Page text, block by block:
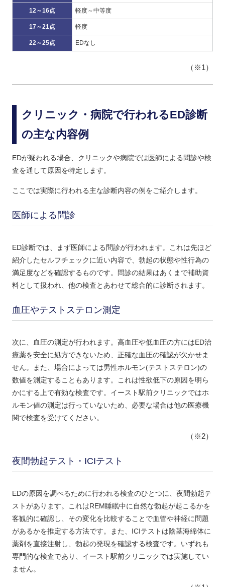
12～16点 軽度～中等度
17～21点 軽度
22～25点 EDなし
（※1）
クリニック・病院で行われるED診断
の主な内容例
EDが疑われる場合、クリニックや病院では医師による問診や検
査を通して原因を特定します。
ここでは実際に行われる主な診断内容の例をご紹介します。
医師による問診
ED診断では、まず医師による問診が行われます。これは先ほど
紹介したセルフチェックに近い内容で、勃起の状態や性行為の
満足度などを確認するものです。問診の結果はあくまで補助資
料として扱われ、他の検査とあわせて総合的に診断されます。
血圧やテストステロン測定
次に、血圧の測定が行われます。高血圧や低血圧の方にはED治
療薬を安全に処方できないため、正確な血圧の確認が欠かせま
せん。また、場合によっては男性ホルモン(テストステロン)の
数値を測定することもあります。これは性欲低下の原因を明ら
かにする上で有効な検査です。イースト駅前クリニックではホ
ルモン値の測定は行っていないため、必要な場合は他の医療機
関で検査を受けてください。
（※2）
夜間勃起テスト・ICIテスト
EDの原因を調べるために行われる検査のひとつに、夜間勃起テ
ストがあります。これはREM睡眠中に自然な勃起が起こるかを
客観的に確認し、その変化を比較することで血管や神経に問題
があるかを推定する方法です。また、ICIテストは陰茎海綿体に
薬剤を直接注射し、勃起の発現を確認する検査です。いずれも
専門的な検査であり、イースト駅前クリニックでは実施してい
ません。